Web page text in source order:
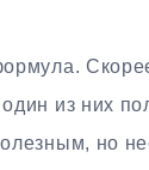
из них
но